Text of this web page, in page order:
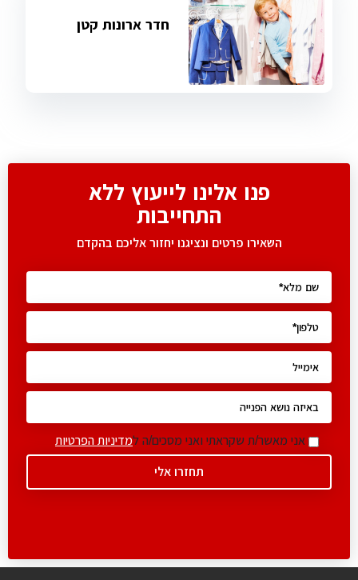
חדר ארונות קטן
פנו אלינו לייעוץ ללא
התחייבות
השאירו פרטים ונציגנו יחזור אליכם בהקדם
אני מאשר/ת שקראתי ואני מסכים/ה למדיניות הפרטיות